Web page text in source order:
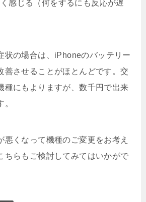
感じる（何をするにも反応が遅
状の場合は、iPhoneのバッテリー
善させることがほとんどです。交
種にもよりますが、数千円で出来
悪くなって機種のご変更をお考え
ちらもご検討してみてはいかがで